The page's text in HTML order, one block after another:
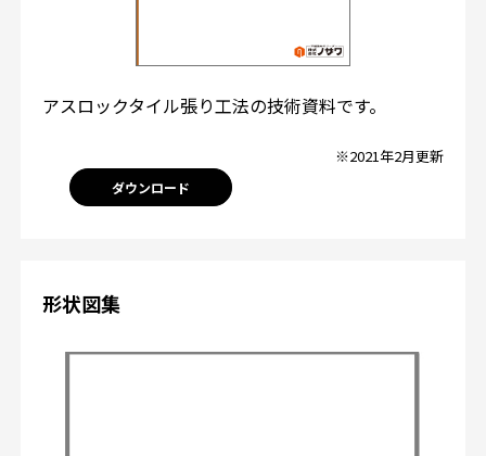
アスロックタイル張り工法の技術資料です。
※2021年2月更新
ダウンロード
形状図集